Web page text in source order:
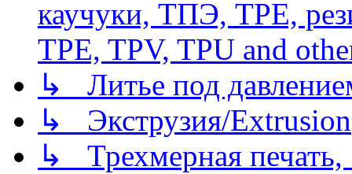
каучуки, ТПЭ, TPE,
TPE, TPV, TPU and
↳ Литье под
↳ Экструзия/Extrusion
↳ Трехмерная